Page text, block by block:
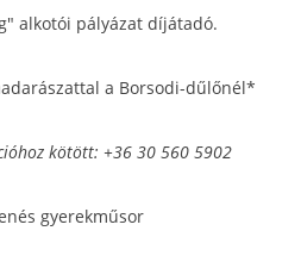
alkotói pályázat díjátadó.
a Borsodi-dűlőnél*
kötött: +36 30 560 5902
gyerekműsor